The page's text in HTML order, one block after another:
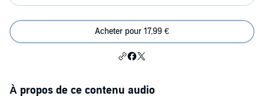
Acheter pour 17,99 €
À propos de ce contenu audio